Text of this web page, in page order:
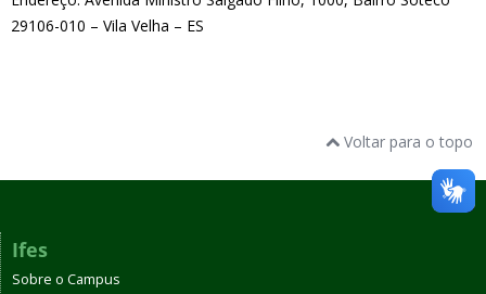
29106-010 – Vila Velha – ES
Voltar para o topo
Ifes
Sobre o Campus